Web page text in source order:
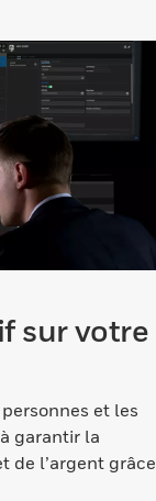
sur votre
et les
garantir la
de l’argent grâce